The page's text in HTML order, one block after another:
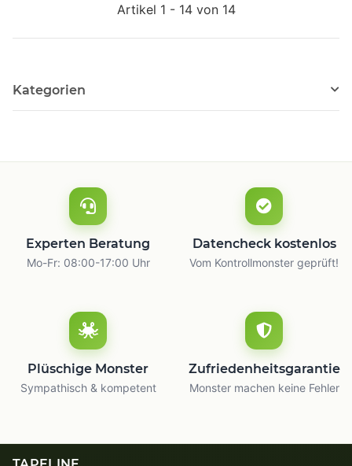
Artikel 1 - 14 von 14
Kategorien
Experten Beratung
Mo-Fr: 08:00-17:00 Uhr
Datencheck kostenlos
Vom Kontrollmonster geprüft!
Plüschige Monster
Sympathisch & kompetent
Zufriedenheitsgarantie
Monster machen keine Fehler